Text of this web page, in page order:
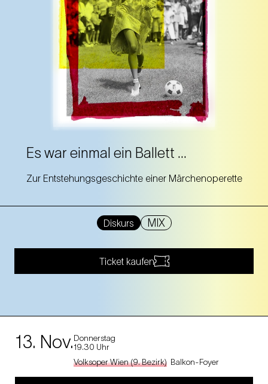
Es war einmal ein Ballett …
Zur Entstehungsgeschichte einer Märchenoperette
Diskurs MIX
Ticket kaufen
13. Nov.Donnerstag
19.30 Uhr
Volksoper Wien (9. Bezirk) Balkon-Foyer